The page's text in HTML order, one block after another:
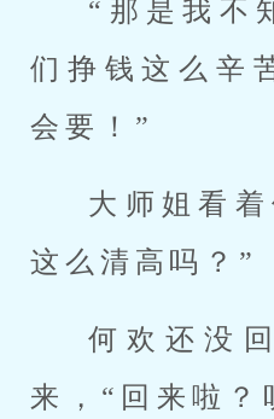
“那是我不
们挣钱这么辛
会要！”
大师姐看
这么清高吗？”
何欢还没
来，“回来啦？